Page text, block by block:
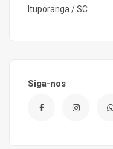
Ituporanga / SC
Siga-nos